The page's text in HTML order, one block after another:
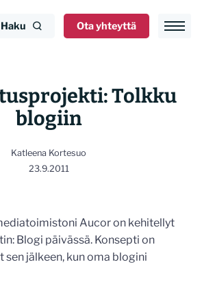
Haku Ota yhteyttä
Tolkku
blogiin
Katleena Kortesuo
23.9.2011
Aucor on kehitellyt
Blogi päivässä. Konsepti on
sen jälkeen, kun oma blogini